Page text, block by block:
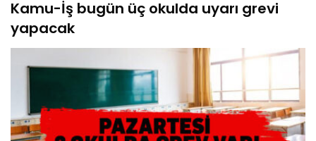
Kamu-İş bugün üç okulda uyarı grevi
yapacak